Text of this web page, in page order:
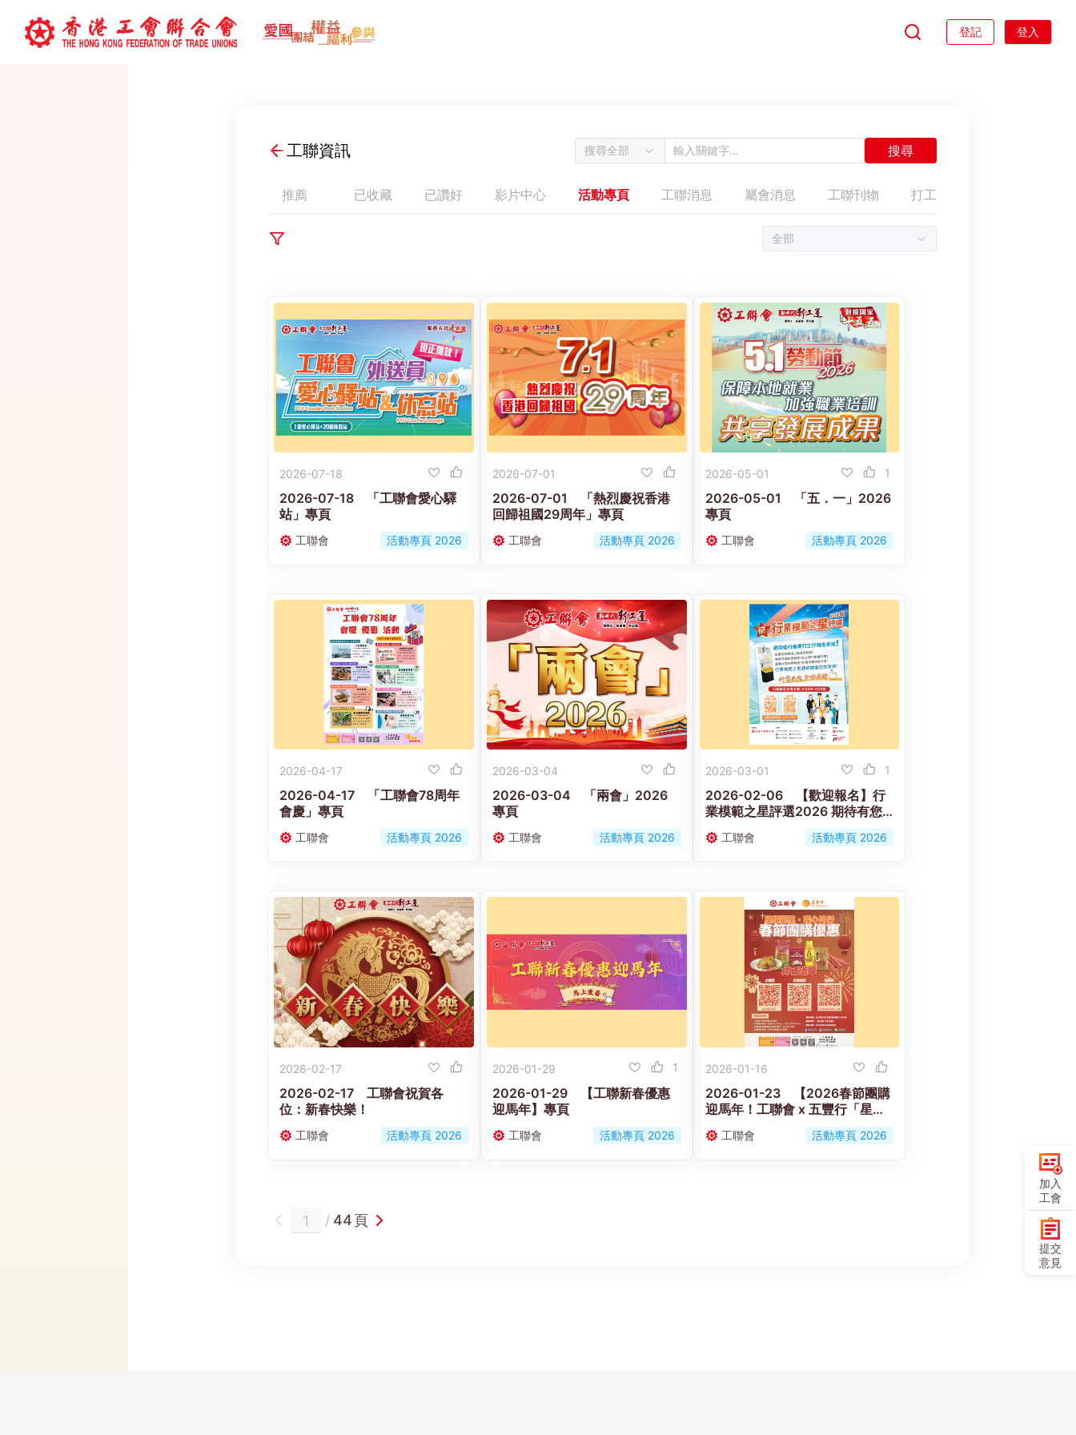
登記 登入
工聯資訊 搜尋全部 搜尋
全部
2026-07-18
2026-07-18 「工聯會愛心驛
站」專頁
工聯會 活動專頁 2026
2026-07-01
2026-07-01 「熱烈慶祝香港
回歸祖國29周年」專頁
工聯會 活動專頁 2026
2026-05-01 1
2026-05-01 「五．一」2026
專頁
工聯會 活動專頁 2026
2026-04-17
2026-04-17 「工聯會78周年
會慶」專頁
工聯會 活動專頁 2026
2026-03-04
2026-03-04 「兩會」2026
專頁
工聯會 活動專頁 2026
2026-03-01 1
2026-02-06 【歡迎報名】行
業模範之星評選2026 期待有您
工聯會 活動專頁 2026
2026-02-17
2026-02-17 工聯會祝賀各
位：新春快樂！
工聯會 活動專頁 2026
2026-01-29 1
2026-01-29 【工聯新春優惠
迎馬年】專頁
工聯會 活動專頁 2026
2026-01-16
2026-01-23 【2026春節團購
迎馬年！工聯會 x 五豐行「星耀
鄰里 · 暖心同行」春節團購優
惠】專頁
工聯會 活動專頁 2026
推薦 已收藏 已讚好 影片中心 活動專頁 工聯消息 屬會消息 工聯刊物 打工仔權益
/ 44頁
加入
工會
提交
意見